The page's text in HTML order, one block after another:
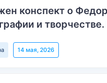
конспект о
и
14 мая, 2026